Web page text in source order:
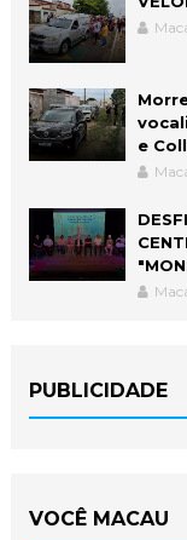
e
PUBLICIDADE
VOCÊ MACAU